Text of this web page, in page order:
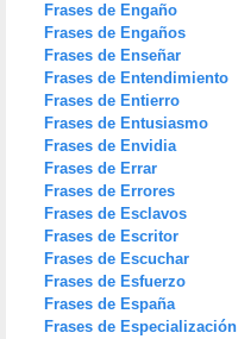
Frases de Engaño
Frases de Engaños
Frases de Enseñar
Frases de Entendimiento
Frases de Entierro
Frases de Entusiasmo
Frases de Envidia
Frases de Errar
Frases de Errores
Frases de Esclavos
Frases de Escritor
Frases de Escuchar
Frases de Esfuerzo
Frases de España
Frases de Especialización